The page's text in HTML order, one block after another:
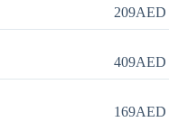
209AED
409AED
169AED